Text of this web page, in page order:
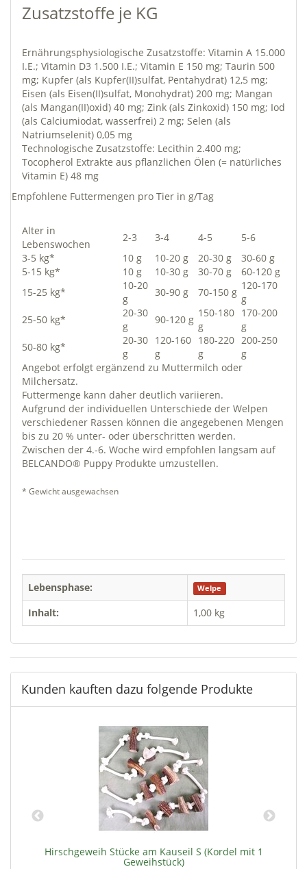
Zusatzstoffe je KG
Ernährungsphysiologische Zusatzstoffe: Vitamin A 15.000
I.E.; Vitamin D3 1.500 I.E.; Vitamin E 150 mg; Taurin 500
mg; Kupfer (als Kupfer(II)sulfat, Pentahydrat) 12,5 mg;
Eisen (als Eisen(II)sulfat, Monohydrat) 200 mg; Mangan
(als Mangan(II)oxid) 40 mg; Zink (als Zinkoxid) 150 mg; Iod
(als Calciumiodat, wasserfrei) 2 mg; Selen (als
Natriumselenit) 0,05 mg
Technologische Zusatzstoffe: Lecithin 2.400 mg;
Tocopherol Extrakte aus pflanzlichen Ölen (= natürliches
Vitamin E) 48 mg
Empfohlene Futtermengen pro Tier in g/Tag
Alter in
Lebenswochen
2-3 3-4 4-5
5-6
3-5 kg*
10 g 10-20 g 20-30 g
30-60 g
5-15 kg*
10 g 10-30 g 30-70 g
60-120 g
15-25 kg*
10-20
g
30-90 g 70-150 g
120-170
g
25-50 kg*
20-30
g
90-120 g
150-180
g
170-200
g
50-80 kg*
20-30
g
120-160
g
180-220
g
200-250
g
Angebot erfolgt ergänzend zu Muttermilch oder
Milchersatz.
Futtermenge kann daher deutlich variieren.
Aufgrund der individuellen Unterschiede der Welpen
verschiedener Rassen können die angegebenen Mengen
bis zu 20 % unter- oder überschritten werden.
Zwischen der 4.-6. Woche wird empfohlen langsam auf
BELCANDO® Puppy Produkte umzustellen.
* Gewicht ausgewachsen
Lebensphase: Welpe
Inhalt: 1,00 kg
Kunden kauften dazu folgende Produkte
Hirschgeweih Stücke am Kauseil S (Kordel mit 1
Geweihstück)